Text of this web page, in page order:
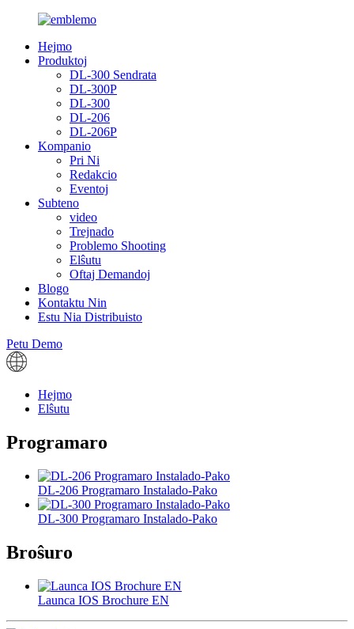
Hejmo
Produktoj
DL-300 Sendrata
DL-300P
DL-300
DL-206
DL-206P
Kompanio
Pri Ni
Redakcio
Eventoj
Subteno
video
Trejnado
Problemo Shooting
Elŝutu
Oftaj Demandoj
Blogo
Kontaktu Nin
Estu Nia Distribuisto
Petu Demo
Hejmo
Elŝutu
Programaro
DL-206 Programaro Instalado-Pako
DL-300 Programaro Instalado-Pako
Broŝuro
Launca IOS Brochure EN